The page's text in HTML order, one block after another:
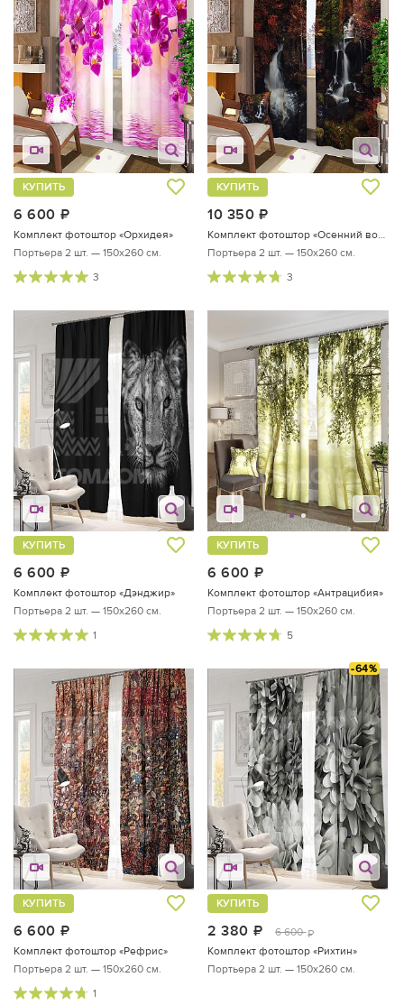
6 600
КУПИТЬ
Комплект фотоштор «Орхидея»
Портьера 2 шт. — 150х260 см.
3
10 350
КУПИТЬ
Комплект фотоштор «Осенний водопад»
Портьера 2 шт. — 150х260 см.
3
6 600
КУПИТЬ
Комплект фотоштор «Дэнджир»
Портьера 2 шт. — 150х260 см.
1
6 600
КУПИТЬ
Комплект фотоштор «Антрацибия»
Портьера 2 шт. — 150х260 см.
5
6 600
КУПИТЬ
Комплект фотоштор «Рефрис»
Портьера 2 шт. — 150х260 см.
1
-64%
2 380 руб.
6 600 руб.
КУПИТЬ
Комплект фотоштор «Рихтин»
Портьера 2 шт. — 150х260 см.